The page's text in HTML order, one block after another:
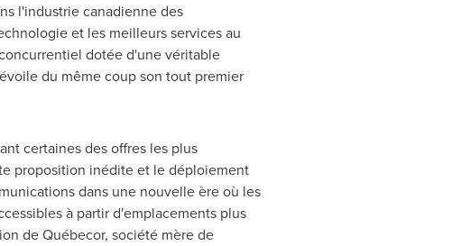
l'industrie canadienne des
et les meilleurs services au
dotée d'une véritable
du même coup son tout premier
certaines des offres les plus
proposition inédite et le déploiement
dans une nouvelle ère où les
à partir d'emplacements plus
de Québecor, société mère de